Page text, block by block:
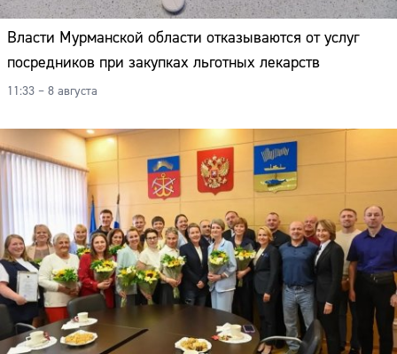
Власти Мурманской области отказываются от услуг
посредников при закупках льготных лекарств
11:33 – 8 августа